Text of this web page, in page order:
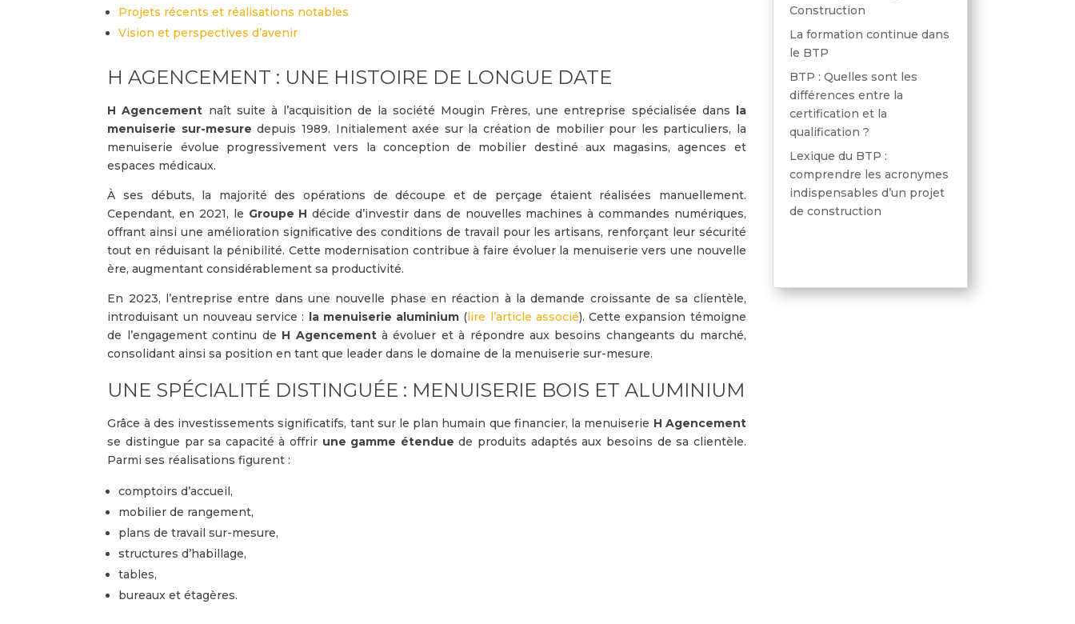
Projets récents et réalisations notables
Vision et perspectives d’avenir
H AGENCEMENT : UNE HISTOIRE DE LONGUE DATE
H Agencement naît suite à l’acquisition de la société Mougin Frères, une entreprise spécialisée dans la
menuiserie sur-mesure depuis 1989. Initialement axée sur la création de mobilier pour les particuliers, la
menuiserie évolue progressivement vers la conception de mobilier destiné aux magasins, agences et
espaces médicaux.
À ses débuts, la majorité des opérations de découpe et de perçage étaient réalisées manuellement.
Cependant, en 2021, le Groupe H décide d’investir dans de nouvelles machines à commandes numériques,
offrant ainsi une amélioration significative des conditions de travail pour les artisans, renforçant leur sécurité
tout en réduisant la pénibilité. Cette modernisation contribue à faire évoluer la menuiserie vers une nouvelle
ère, augmentant considérablement sa productivité.
En 2023, l’entreprise entre dans une nouvelle phase en réaction à la demande croissante de sa clientèle,
introduisant un nouveau service : la menuiserie aluminium (lire l’article associé). Cette expansion témoigne
de l’engagement continu de H Agencement à évoluer et à répondre aux besoins changeants du marché,
consolidant ainsi sa position en tant que leader dans le domaine de la menuiserie sur-mesure.
UNE SPÉCIALITÉ DISTINGUÉE : MENUISERIE BOIS ET ALUMINIUM
Grâce à des investissements significatifs, tant sur le plan humain que financier, la menuiserie H Agencement
se distingue par sa capacité à offrir une gamme étendue de produits adaptés aux besoins de sa clientèle.
Parmi ses réalisations figurent :
comptoirs d’accueil,
mobilier de rangement,
plans de travail sur-mesure,
structures d’habillage,
tables,
bureaux et étagères.
Construction
La formation continue dans
le BTP
BTP : Quelles sont les
différences entre la
certification et la
qualification ?
Lexique du BTP :
comprendre les acronymes
indispensables d’un projet
de construction